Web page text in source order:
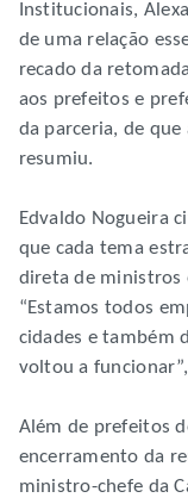
Institucionais,
de uma relação
recado da
aos prefeitos e
da parceria, de
resumiu.
Edvaldo Nogueira
que cada tema
direta de ministros
“Estamos todos
cidades e também
voltou a
Além de prefeitos
encerramento da
ministro-chefe da